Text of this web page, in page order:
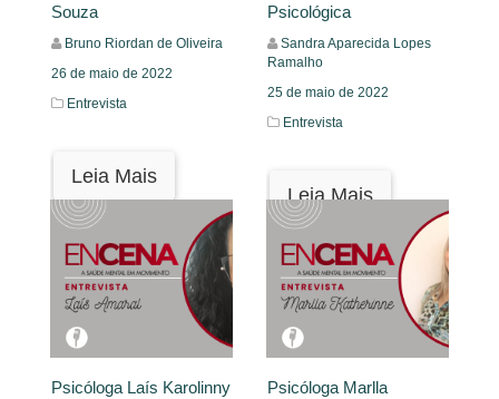
Souza
Bruno Riordan de Oliveira
26 de maio de 2022
Entrevista
Leia Mais
Psicológica
Sandra Aparecida Lopes
Ramalho
25 de maio de 2022
Entrevista
Leia Mais
Psicóloga Laís Karolinny
Psicóloga Marlla